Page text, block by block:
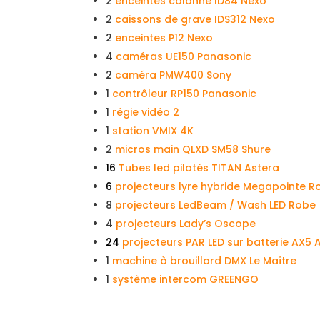
2 caissons de grave IDS312 Nexo
2 enceintes P12 Nexo
4 caméras UE150 Panasonic
2 caméra PMW400 Sony
1 contrôleur RP150 Panasonic
1 régie vidéo 2
1 station VMIX 4K
2 micros main QLXD SM58 Shure
16 Tubes led pilotés TITAN Astera
6 projecteurs lyre hybride Megapointe
8 projecteurs LedBeam / Wash LED Robe
4 projecteurs Lady’s Oscope
24 projecteurs PAR LED sur batterie AX5
1 machine à brouillard DMX Le Maître
1 système intercom GREENGO